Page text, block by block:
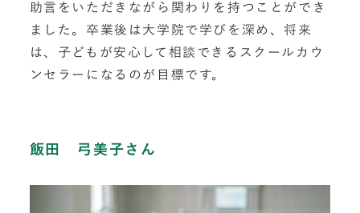
助言をいただきながら関わりを持つことができ
ました。卒業後は大学院で学びを深め、将来
は、子どもが安心して相談できるスクールカウ
ンセラーになるのが目標です。
飯田 弓美子さん